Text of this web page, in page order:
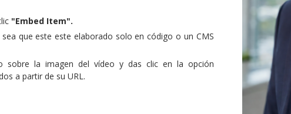
"Embed Item".
que este este elaborado solo en código o un CMS
sobre la imagen del vídeo y das clic en la opción
a partir de su URL.